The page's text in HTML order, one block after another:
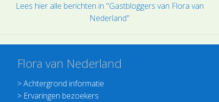
Lees hier alle berichten in "Gastbloggers van Flora van
Nederland"
Flora van Nederland
>Achtergrond informatie
> Ervaringen bezoekers